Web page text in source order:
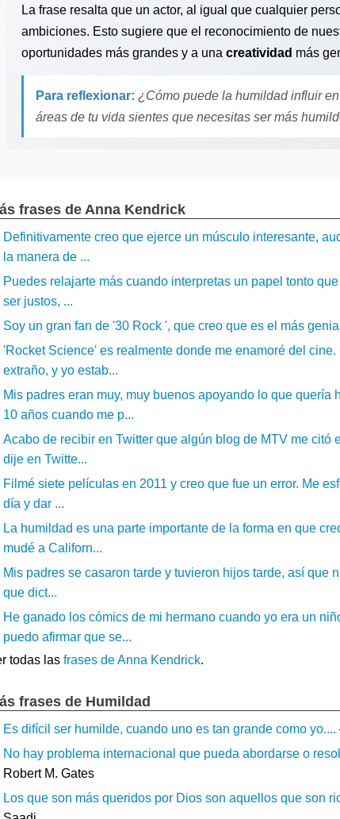
La frase resalta que un actor, al igual que cualquier
ambiciones. Esto sugiere que el reconocimiento de
oportunidades más grandes y a una creatividad más
Para reflexionar: ¿Cómo puede la humildad influir
áreas de tu vida sientes que necesitas ser más
frases de Anna Kendrick
Definitivamente creo que ejerce un músculo interesante,
la manera de ...
Puedes relajarte más cuando interpretas un papel tonto
ser justos, ...
Soy un gran fan de '30 Rock ', que creo que es el más
'Rocket Science' es realmente donde me enamoré del
extraño, y yo estab...
Mis padres eran muy, muy buenos apoyando lo que quería
10 años cuando me p...
Acabo de recibir en Twitter que algún blog de MTV me
dije en Twitte...
Filmé siete películas en 2011 y creo que fue un error. Me
día y dar ...
La humildad es una parte importante de la forma en que
mudé a Californ...
Mis padres se casaron tarde y tuvieron hijos tarde, así que
que dict...
He ganado los cómics de mi hermano cuando yo era un
puedo afirmar que se...
todas las frases de Anna Kendrick.
frases de Humildad
Es difícil ser humilde, cuando uno es tan grande como yo....
No hay problema internacional que pueda abordarse o
Robert M. Gates
Los que son más queridos por Dios son aquellos que son